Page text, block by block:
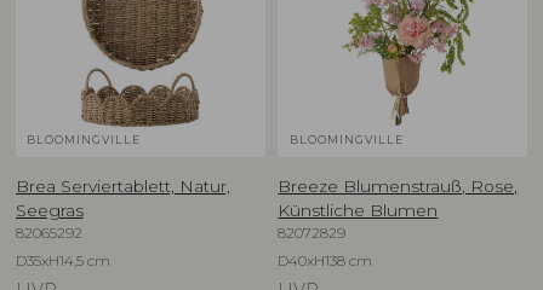
BLOOMINGVILLE
Brea Serviertablett, Natur,
Seegras
82065292
D35xH14,5 cm
BLOOMINGVILLE
Breeze Blumenstrauß, Rose,
Künstliche Blumen
82072829
D40xH138 cm